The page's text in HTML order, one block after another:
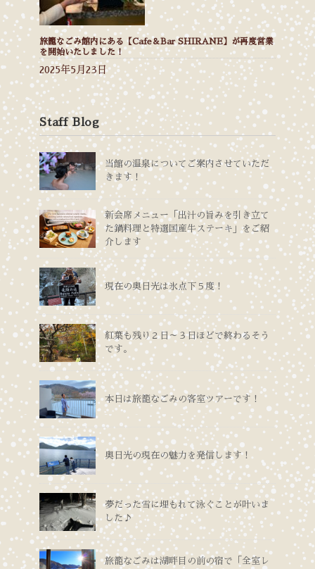
旅籠なごみ館内にある【Cafe＆Bar SHIRANE】が再度営業
を開始いたしました！
2025年5月23日
Staff Blog
当館の温泉についてご案内させていただ
きます！
新会席メニュー「出汁の旨みを引き立て
た鍋料理と特選国産牛ステーキ」をご紹
介します
現在の奥日光は氷点下５度！
紅葉も残り２日～３日ほどで終わるそう
です。
本日は旅籠なごみの客室ツアーです！
奥日光の現在の魅力を発信します！
夢だった雪に埋もれて泳ぐことが叶いま
した♪
旅籠なごみは湖畔目の前の宿で「全室レ